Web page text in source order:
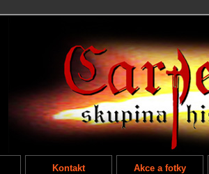
Kontakt Akce a fotky